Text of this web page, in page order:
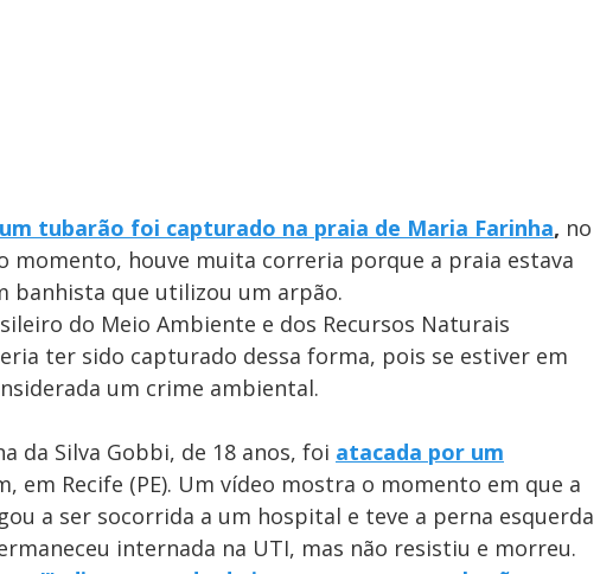
um tubarão foi capturado na praia de Maria Farinha, no
momento, houve muita correria porque a praia estava
banhista que utilizou um arpão.
do Meio Ambiente e dos Recursos Naturais
ter sido capturado dessa forma, pois se estiver em
um crime ambiental.
da Silva Gobbi, de 18 anos, foi atacada por um
em Recife (PE). Um vídeo mostra o momento em que a
a ser socorrida a um hospital e teve a perna esquerda
internada na UTI, mas não resistiu e morreu.